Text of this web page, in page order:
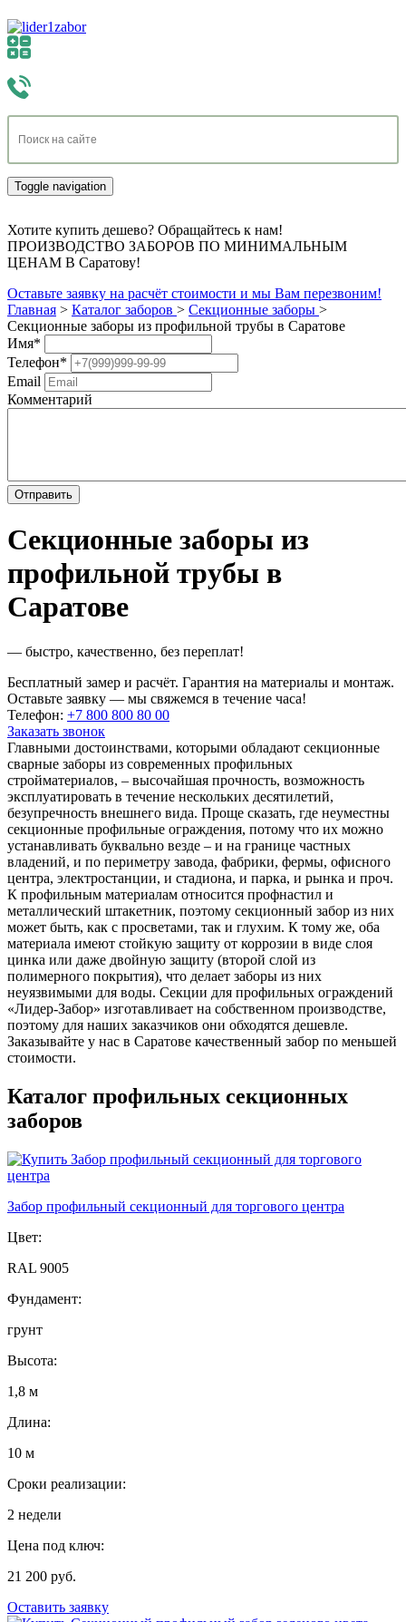
Toggle navigation
Хотите купить дешево? Обращайтесь к нам!
ПРОИЗВОДСТВО ЗАБОРОВ ПО МИНИМАЛЬНЫМ
ЦЕНАМ В Саратову!
Оставьте заявку на расчёт стоимости и мы Вам перезвоним!
Главная > Каталог заборов > Секционные заборы >
Секционные заборы из профильной трубы в Саратове
Имя*
Телефон*
Email
Комментарий
Секционные заборы из
профильной трубы в
Саратове
— быстро, качественно, без переплат!
Бесплатный замер и расчёт. Гарантия на материалы и монтаж.
Оставьте заявку — мы свяжемся в течение часа!
Телефон: +7 800 800 80 00
Заказать звонок
Главными достоинствами, которыми обладают секционные
сварные заборы из современных профильных
стройматериалов, – высочайшая прочность, возможность
эксплуатировать в течение нескольких десятилетий,
безупречность внешнего вида. Проще сказать, где неуместны
секционные профильные ограждения, потому что их можно
устанавливать буквально везде – и на границе частных
владений, и по периметру завода, фабрики, фермы, офисного
центра, электростанции, и стадиона, и парка, и рынка и проч.
К профильным материалам относится профнастил и
металлический штакетник, поэтому секционный забор из них
может быть, как с просветами, так и глухим. К тому же, оба
материала имеют стойкую защиту от коррозии в виде слоя
цинка или даже двойную защиту (второй слой из
полимерного покрытия), что делает заборы из них
неуязвимыми для воды. Секции для профильных ограждений
«Лидер-Забор» изготавливает на собственном производстве,
поэтому для наших заказчиков они обходятся дешевле.
Заказывайте у нас в Саратове качественный забор по меньшей
стоимости.
Каталог профильных секционных
заборов
Забор профильный секционный для торгового центра
Цвет:
RAL 9005
Фундамент:
грунт
Высота:
1,8 м
Длина:
10 м
Сроки реализации:
2 недели
Цена под ключ:
21 200 руб.
Оставить заявку